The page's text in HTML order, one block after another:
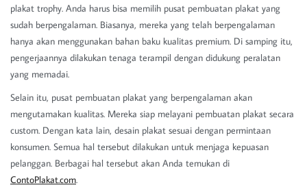
plakat trophy. Anda harus bisa memilih pusat pembuatan plakat yang
sudah berpengalaman. Biasanya, mereka yang telah berpengalaman
hanya akan menggunakan bahan baku kualitas premium. Di samping itu,
pengerjaannya dilakukan tenaga terampil dengan didukung peralatan
yang memadai.
Selain itu, pusat pembuatan plakat yang berpengalaman akan
mengutamakan kualitas. Mereka siap melayani pembuatan plakat secara
custom. Dengan kata lain, desain plakat sesuai dengan permintaan
konsumen. Semua hal tersebut dilakukan untuk menjaga kepuasan
pelanggan. Berbagai hal tersebut akan Anda temukan di
ContoPlakat.com.